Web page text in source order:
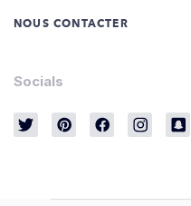
NOUS CONTACTER
Socials